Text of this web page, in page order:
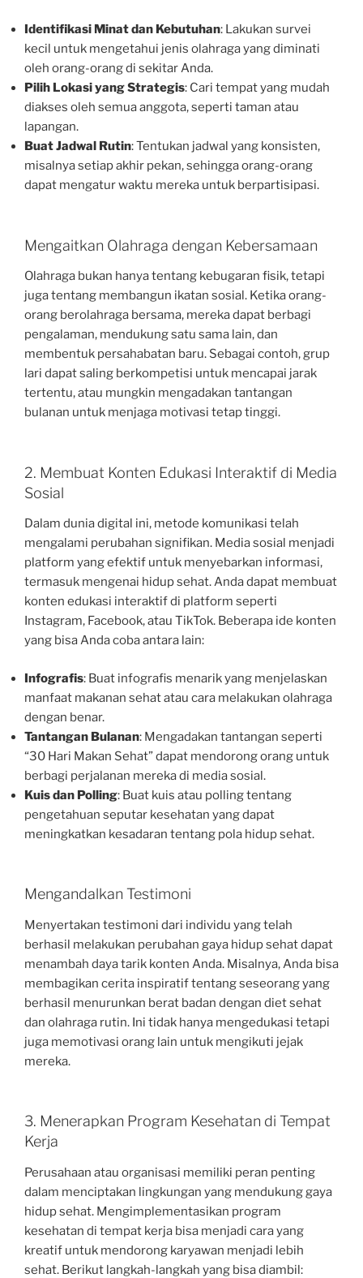
Identifikasi Minat dan Kebutuhan: Lakukan survei
kecil untuk mengetahui jenis olahraga yang diminati
oleh orang-orang di sekitar Anda.
Pilih Lokasi yang Strategis: Cari tempat yang mudah
diakses oleh semua anggota, seperti taman atau
lapangan.
Buat Jadwal Rutin: Tentukan jadwal yang konsisten,
misalnya setiap akhir pekan, sehingga orang-orang
dapat mengatur waktu mereka untuk berpartisipasi.
Mengaitkan Olahraga dengan Kebersamaan
Olahraga bukan hanya tentang kebugaran fisik, tetapi
juga tentang membangun ikatan sosial. Ketika orang-
orang berolahraga bersama, mereka dapat berbagi
pengalaman, mendukung satu sama lain, dan
membentuk persahabatan baru. Sebagai contoh, grup
lari dapat saling berkompetisi untuk mencapai jarak
tertentu, atau mungkin mengadakan tantangan
bulanan untuk menjaga motivasi tetap tinggi.
2. Membuat Konten Edukasi Interaktif di Media
Sosial
Dalam dunia digital ini, metode komunikasi telah
mengalami perubahan signifikan. Media sosial menjadi
platform yang efektif untuk menyebarkan informasi,
termasuk mengenai hidup sehat. Anda dapat membuat
konten edukasi interaktif di platform seperti
Instagram, Facebook, atau TikTok. Beberapa ide konten
yang bisa Anda coba antara lain:
Infografis: Buat infografis menarik yang menjelaskan
manfaat makanan sehat atau cara melakukan olahraga
dengan benar.
Tantangan Bulanan: Mengadakan tantangan seperti
“30 Hari Makan Sehat” dapat mendorong orang untuk
berbagi perjalanan mereka di media sosial.
Kuis dan Polling: Buat kuis atau polling tentang
pengetahuan seputar kesehatan yang dapat
meningkatkan kesadaran tentang pola hidup sehat.
Mengandalkan Testimoni
Menyertakan testimoni dari individu yang telah
berhasil melakukan perubahan gaya hidup sehat dapat
menambah daya tarik konten Anda. Misalnya, Anda bisa
membagikan cerita inspiratif tentang seseorang yang
berhasil menurunkan berat badan dengan diet sehat
dan olahraga rutin. Ini tidak hanya mengedukasi tetapi
juga memotivasi orang lain untuk mengikuti jejak
mereka.
3. Menerapkan Program Kesehatan di Tempat
Kerja
Perusahaan atau organisasi memiliki peran penting
dalam menciptakan lingkungan yang mendukung gaya
hidup sehat. Mengimplementasikan program
kesehatan di tempat kerja bisa menjadi cara yang
kreatif untuk mendorong karyawan menjadi lebih
sehat. Berikut langkah-langkah yang bisa diambil: